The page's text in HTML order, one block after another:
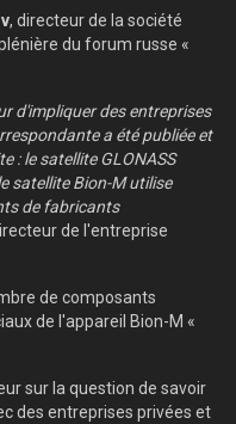
, directeur de la société
du forum russe «
d'impliquer des entreprises
a été publiée et
: le satellite GLONASS
satellite Bion-M utilise
de fabricants
de l'entreprise
de composants
de l'appareil Bion-M «
sur la question de savoir
des entreprises privées et